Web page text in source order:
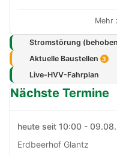
Mehr
Stromstörung
Aktuelle Baustellen 3
Live-HVV-Fahrplan
Nächste Termine
heute seit 10:00 -
Erdbeerhof Glantz